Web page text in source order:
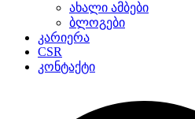
ახალი ამბები
ბლოგები
კარიერა
CSR
კონტაქტი